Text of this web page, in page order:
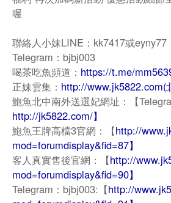
喔
聯絡人小妹LINE：kk7417或eyny77
Telegram：bjbj003
喝茶吃魚頻道： https://t.me/
正妹雲集： http://www.jk5822.com(
鮑魚北中南外送選妃網址：【
http://jk5822.com/】
鮑魚王牌高檔3官網：【http://
mod=forumdisplay&fid=87】
客人真實售後官網：【http://
mod=forumdisplay&fid=90】
Telegram：bjbj003:【http://